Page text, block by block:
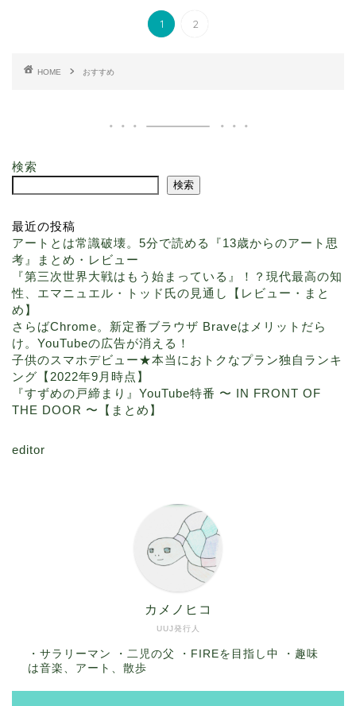
1 2
HOME おすすめ
検索
検索
最近の投稿
アートとは常識破壊。5分で読める『13歳からのアート思
考』まとめ・レビュー
『第三次世界大戦はもう始まっている』！？現代最高の知
性、エマニュエル・トッド氏の見通し【レビュー・まと
め】
さらばChrome。新定番ブラウザ Braveはメリットだら
け。YouTubeの広告が消える！
子供のスマホデビュー★本当におトクなプラン独自ランキ
ング【2022年9月時点】
『すずめの戸締まり』YouTube特番 〜 IN FRONT OF
THE DOOR 〜【まとめ】
editor
UUJ発行人
カメノヒコ
・サラリーマン ・二児の父 ・FIREを目指し中 ・趣味
は音楽、アート、散歩